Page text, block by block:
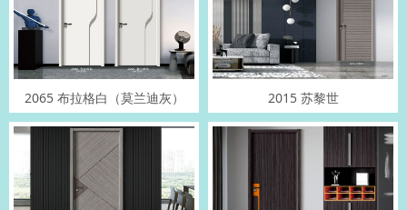
2065 布拉格白（莫兰迪灰） 2015 苏黎世